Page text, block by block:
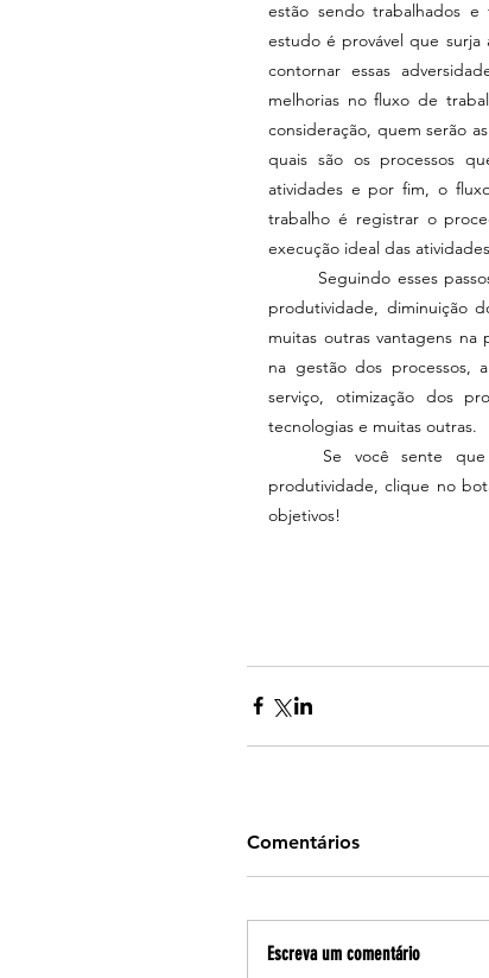
estão sendo trabalhados
estudo é provável que surja
contornar essas
melhorias no fluxo de
consideração, quem serão
quais são os processos
atividades e por fim, o
trabalho é registrar o
execução ideal das
produtividade, diminuição
muitas outras vantagens
na gestão dos processos,
serviço, otimização dos
tecnologias e muitas outras.
produtividade, clique no
objetivos!
Comentários
Escreva um comentário